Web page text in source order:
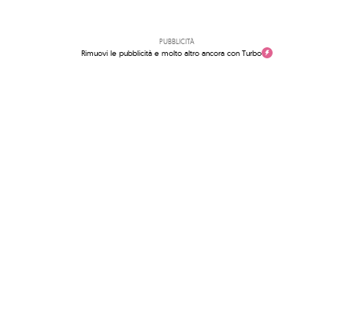
PUBBLICITÀ
Rimuovi le pubblicità e molto altro ancora con Turbo